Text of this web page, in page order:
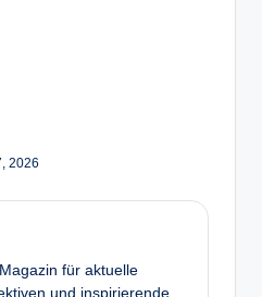
2026
für aktuelle
und inspirierende